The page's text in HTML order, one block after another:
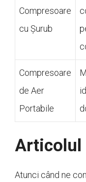
Compresoare
cu Șurub
Compresoare
de Aer
Portabile
Articolul
Atunci când ne